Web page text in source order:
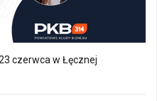
czerwca w Łęcznej